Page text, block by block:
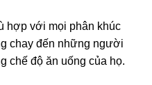
hợp với mọi phân khúc
chay đến những người
chế độ ăn uống của họ.